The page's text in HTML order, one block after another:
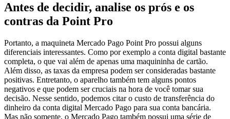
Antes de decidir, analise os prós e os
contras da Point Pro
Portanto, a maquineta Mercado Pago Point Pro possui alguns
diferenciais interessantes. Como por exemplo a conta digital bastante
completa, o que vai além de apenas uma maquininha de cartão.
Além disso, as taxas da empresa podem ser consideradas bastante
positivas. Entretanto, o aparelho também tem alguns pontos
negativos e que podem ser cruciais na hora de você tomar sua
decisão. Nesse sentido, podemos citar o custo de transferência do
dinheiro da conta digital Mercado Pago para sua conta bancária.
Mas não somente, o Mercado Pago também possui uma série de